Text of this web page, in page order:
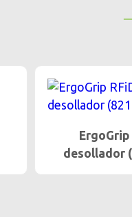
ErgoGrip
desollador